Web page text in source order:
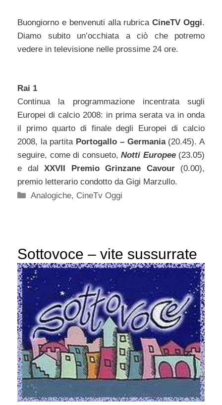
Buongiorno e benvenuti alla rubricaCineTV Oggi.
Diamo subito un’occhiata a ciò che potremo
vedere in televisione nelle prossime 24 ore.
Rai 1
Continua la programmazione incentrata sugli
Europei di calcio 2008: in prima serata va in onda
il primo quarto di finale degli Europei di calcio
2008, la partita Portogallo – Germania(20.45). A
seguire, come di consueto, Notti Europee(23.05)
e dal XXVII Premio Grinzane Cavour(0.00),
premio letterario condotto da Gigi Marzullo.
Categorie
Analogiche, CineTv Oggi
Sottovoce – vite sussurrate